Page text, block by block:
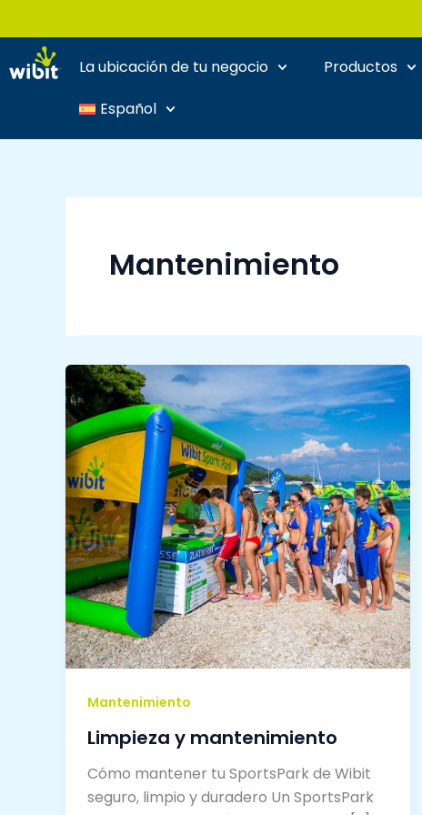
al
contenido
La ubicación de tu negocio Productos
Español
Mantenimiento
Mantenimiento
Limpieza y mantenimiento
Cómo mantener tu SportsPark de Wibit
seguro, limpio y duradero Un SportsPark